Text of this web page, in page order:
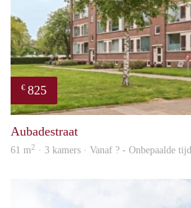
€ 825
Aubadestraat
61 m2 · 3 kamers · Vanaf ? - Onbepaalde tijd